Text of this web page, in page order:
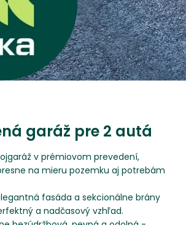
garáž pre 2 autá
v prémiovom prevedení,
na mieru pozemku aj potrebám
fasáda a sekcionálne brány
a nadčasový vzhľad.